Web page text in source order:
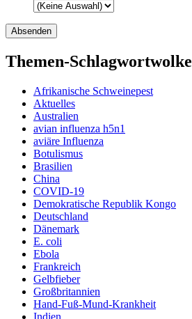
Themen-Schlagwortwolke
Afrikanische Schweinepest
Aktuelles
Australien
avian influenza h5n1
aviäre Influenza
Botulismus
Brasilien
China
COVID-19
Demokratische Republik Kongo
Deutschland
Dänemark
E. coli
Ebola
Frankreich
Gelbfieber
Großbritannien
Hand-Fuß-Mund-Krankheit